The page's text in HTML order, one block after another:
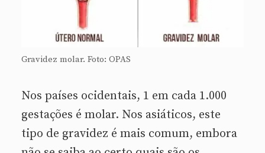
Gravidez molar. Foto: OPAS
Nos países ocidentais, 1 em cada 1.000
gestações é molar. Nos asiáticos, este
tipo de gravidez é mais comum, embora